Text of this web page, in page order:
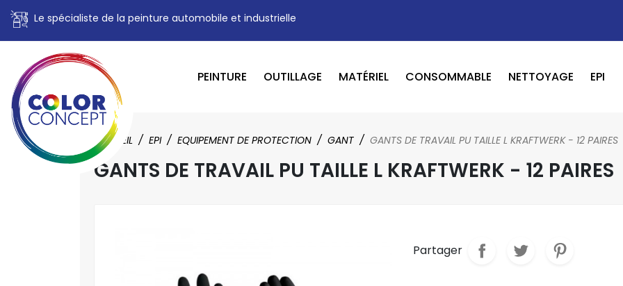
Le spécialiste de la peinture automobile et industrielle
PEINTURE OUTILLAGE MATÉRIEL CONSOMMABLE NETTOYAGE EPI
ACCUEIL EPI EQUIPEMENT DE PROTECTION GANT GANTS DE TRAVAIL PU TAILLE L KRAFTWERK - 12 PAIRES
GANTS DE TRAVAIL PU TAILLE L KRAFTWERK - 12 PAIRES
Partager